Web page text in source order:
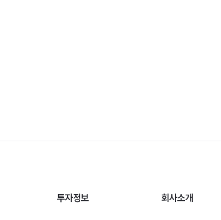
투자정보 회사소개